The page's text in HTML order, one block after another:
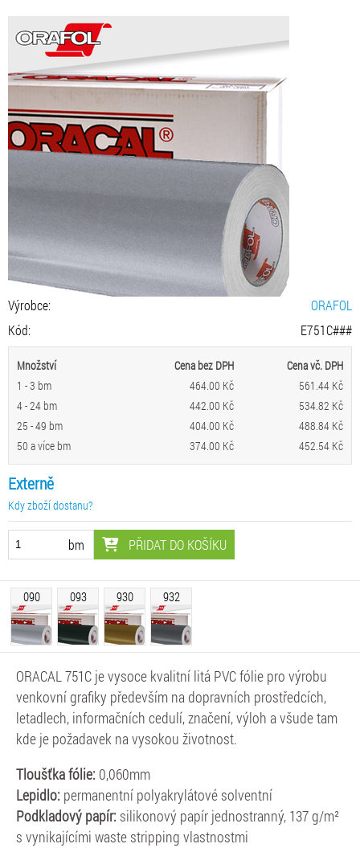
Výrobce:
ORAFOL
Kód:
E751C###
Množství Cena bez DPH
Cena vč. DPH
1 - 3 bm
464.00 Kč
561.44 Kč
4 - 24 bm
442.00 Kč
534.82 Kč
25 - 49 bm
404.00 Kč
488.84 Kč
50 a více bm
374.00 Kč 452.54 Kč
Externě
Kdy zboží dostanu?
bm PŘIDAT DO KOŠÍKU
090 093 930 932
ORACAL 751C je vysoce kvalitní litá PVC fólie pro výrobu
venkovní grafiky především na dopravních prostředcích,
letadlech, informačních cedulí, značení, výloh a všude tam
kde je požadavek na vysokou životnost.
Tloušťka fólie: 0,060mm
Lepidlo: permanentní polyakrylátové solventní
Podkladový papír: silikonový papír jednostranný, 137 g/m²
s vynikajícími waste stripping vlastnostmi